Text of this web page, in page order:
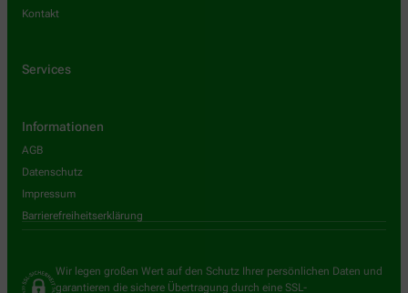
Kontakt
Services
Informationen
AGB
Datenschutz
Impressum
Barrierefreiheitserklärung
Wir legen großen Wert auf den Schutz Ihrer persönlichen Daten und
garantieren die sichere Übertragung durch eine SSL-